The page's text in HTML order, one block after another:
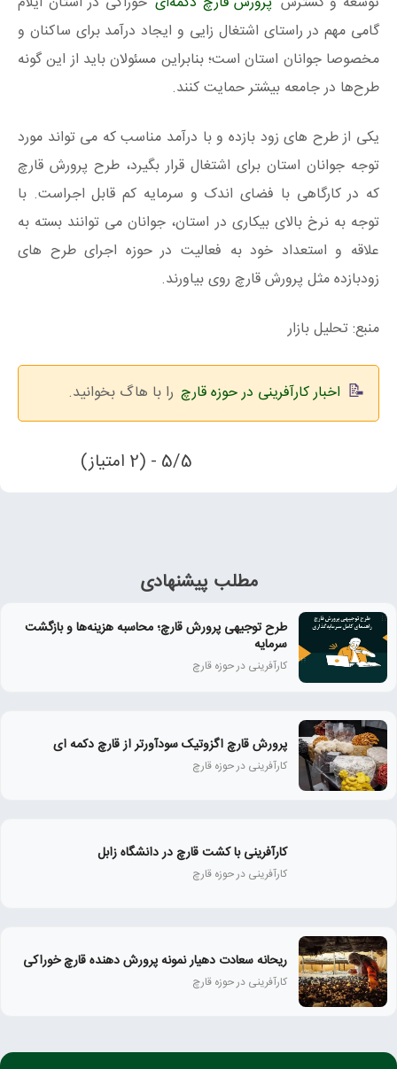
گامی مهم در راستای اشتغال‌ زایی و ایجاد درآمد برای ساکنان و
مخصوصا جوانان استان است؛ بنابراین مسئولان باید از این گونه
طرح‌ها در جامعه بیشتر حمایت کنند.
یکی از طرح های زود بازده و با درآمد مناسب که می تواند مورد
توجه جوانان استان برای اشتغال قرار بگیرد، طرح پرورش قارچ
که در کارگاهی با فضای اندک و سرمایه کم قابل اجراست. با
توجه به نرخ بالای بیکاری در استان، جوانان می توانند بسته به
علاقه و استعداد خود به فعالیت در حوزه اجرای طرح های
زودبازده مثل پرورش قارچ روی بیاورند.
منبع: تحلیل بازار
اخبار کارآفرینی در حوزه قارچ را با هاگ بخوانید.
5/5 - (2 امتیاز)
مطلب پیشنهادی
طرح توجیهی پرورش قارچ؛ محاسبه هزینه‌ها و بازگشت
سرمایه
کارآفرینی در حوزه قارچ
پرورش قارچ اگزوتیک سودآورتر از قارچ دکمه ای
کارآفرینی در حوزه قارچ
کارآفرینی با کشت قارچ در دانشگاه زابل
کارآفرینی در حوزه قارچ
ریحانه سعادت دهیار نمونه پرورش دهنده قارچ خوراکی
کارآفرینی در حوزه قارچ